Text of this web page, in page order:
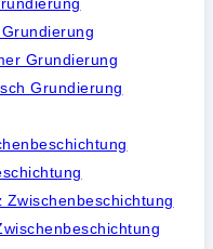
Grundierung
Grundierung
Zwischenbeschichtung